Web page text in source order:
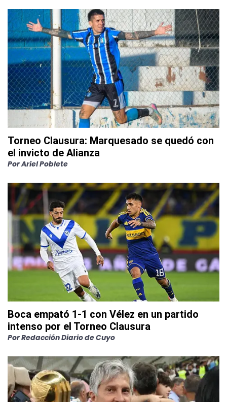
Torneo Clausura: Marquesado se quedó con
el invicto de Alianza
PorAriel Poblete
Boca empató 1-1 con Vélez en un partido
intenso por el Torneo Clausura
PorRedacción Diario de Cuyo